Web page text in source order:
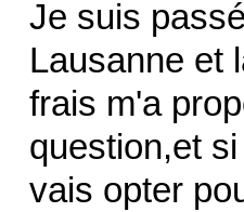
Je suis
Lausanne et
frais m'a
question,et
vais opter